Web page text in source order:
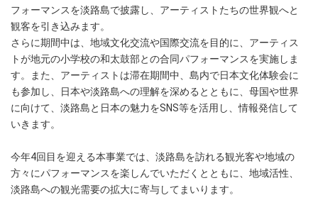
フォーマンスを淡路島で披露し、アーティストたちの世界観へと
観客を引き込みます。
さらに期間中は、地域文化交流や国際交流を目的に、アーティス
トが地元の小学校の和太鼓部との合同パフォーマンスを実施しま
す。また、アーティストは滞在期間中、島内で日本文化体験会に
も参加し、日本や淡路島への理解を深めるとともに、母国や世界
に向けて、淡路島と日本の魅力をSNS等を活用し、情報発信して
いきます。
今年4回目を迎える本事業では、淡路島を訪れる観光客や地域の
方々にパフォーマンスを楽しんでいただくとともに、地域活性、
淡路島への観光需要の拡大に寄与してまいります。